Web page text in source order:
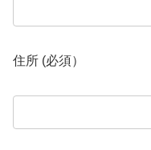
住所 (必須）